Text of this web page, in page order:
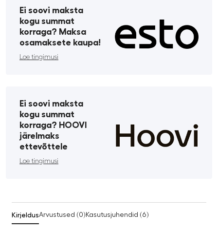
Ei soovi maksta
kogu summat
korraga? Maksa
osamaksete kaupa!
Loe tingimusi
Ei soovi maksta
kogu summat
korraga? HOOVI
järelmaks
ettevõttele
Loe tingimusi
KirjeldusArvustused (0) Kasutusjuhendid (6)